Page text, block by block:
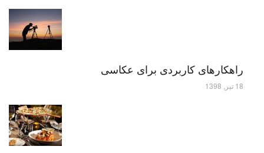
راهکارهای کاربردی برای عکاسی
18 تیر, 1398